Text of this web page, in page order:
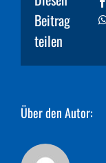
Beitrag
teilen
Über den Autor: